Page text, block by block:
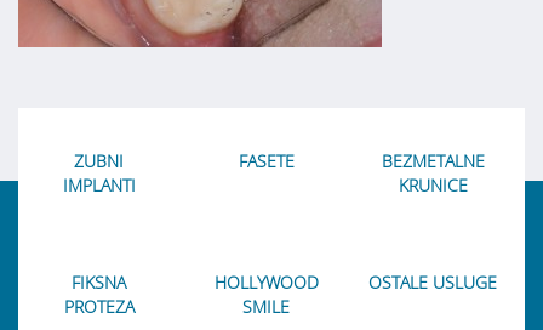
ZUBNI
IMPLANTI
FASETE
BEZMETALNE
KRUNICE
FIKSNA
PROTEZA
HOLLYWOOD
SMILE
OSTALE USLUGE